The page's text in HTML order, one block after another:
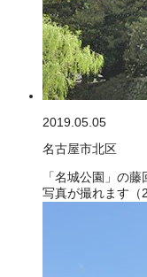
2019.05.05
名古屋市北区
「名城公園」の
写真が撮れます（